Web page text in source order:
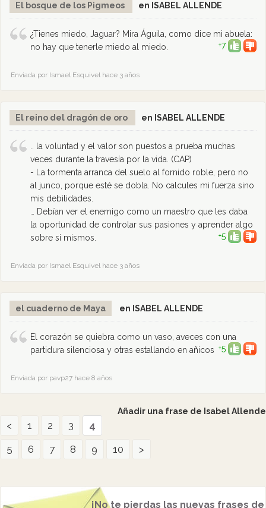
El bosque de los Pigmeos en ISABEL ALLENDE
¿Tienes miedo, Jaguar? Mira Águila, como dice mi abuela:
no hay que tenerle miedo al miedo.
+7
Enviada por Ismael Esquivel hace 3 años
El reino del dragón de oro en ISABEL ALLENDE
.. la voluntad y el valor son puestos a prueba muchas
veces durante la travesía por la vida. (CAP)
- La tormenta arranca del suelo al fornido roble, pero no
al junco, porque esté se dobla. No calcules mi fuerza sino
mis debilidades.
… Debían ver el enemigo como un maestro que les daba
la oportunidad de controlar sus pasiones y aprender algo
sobre si mismos.
+5
Enviada por Ismael Esquivel hace 3 años
el cuaderno de Maya en ISABEL ALLENDE
El corazón se quiebra como un vaso, aveces con una
partidura silenciosa y otras estallando en añicos +5
Enviada por pavp27 hace 8 años
Añadir una frase de Isabel Allende
< 1 2 3
4
5
6 7 8 9 10 >
¡No te pierdas las nuevas frases de